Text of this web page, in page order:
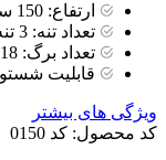
ارتفاع: 150 سانتیمتر
تعداد تنه: 3 تنه ی درختی
تعداد برگ: 18 برگ لمسی
قابلیت
ویژگی های بیشتر
کد محصول: کد 0150